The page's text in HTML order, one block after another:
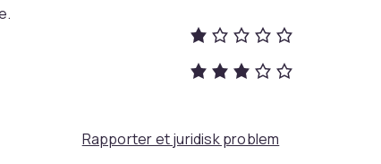
Rapporter et juridisk problem